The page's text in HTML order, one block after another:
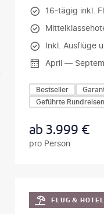
16-tägig inkl.
Inkl. Ausflüge
April —
Bestseller
Geführte Rundreisen
ab3.999 €
pro Person
FLUG & HOTEL